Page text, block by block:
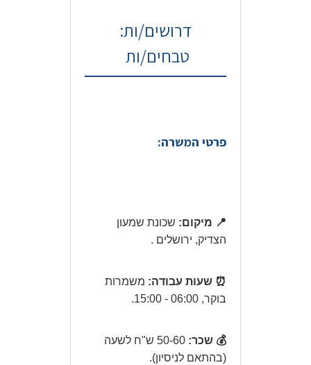
דרושים/ות:
טבחים/ות
פרטי המשרה:
📍 מיקום: שכונת שמעון
הצדיק, ירושלים .
⏰ שעות עבודה: משמרות
בוקר, 06:00 - 15:00.
💰 שכר:
50-60 ש"ח לשעה
(בהתאם לניסיון).